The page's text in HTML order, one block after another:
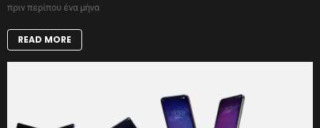
πριν περίπου ένα μήνα
READ MORE